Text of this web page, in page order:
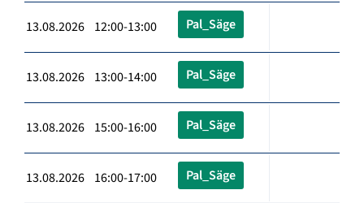
13.08.2026 12:00-13:00 Pal_Säge
13.08.2026 13:00-14:00 Pal_Säge
13.08.2026 15:00-16:00 Pal_Säge
13.08.2026 16:00-17:00 Pal_Säge